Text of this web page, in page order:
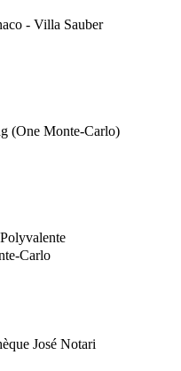
- Villa Sauber
(One Monte-Carlo)
Carlo
José Notari